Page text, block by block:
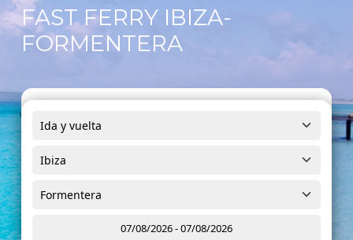
FAST FERRY IBIZA-
FORMENTERA